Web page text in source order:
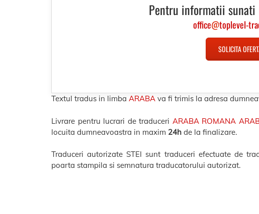
Pentru informatii sunati
office@toplevel-
SOLICITA
Textul tradus in limba ARABA va fi trimis la adresa
Livrare pentru lucrari de traduceri ARABA ROMANA
locuita dumneavoastra in maxim 24h de la finalizare.
Traduceri autorizate STEI sunt traduceri efectuate de
poarta stampila si semnatura traducatorului autorizat.